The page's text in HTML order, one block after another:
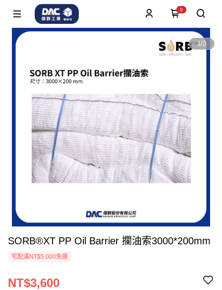
0
1/3
SORB®XT PP Oil Barrier 攔油索3000*200mm
宅配滿NT$5,000免運
NT$3,600